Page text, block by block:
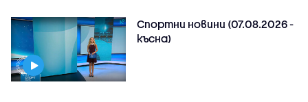
Спортни новини (07.08.2026 -
късна)